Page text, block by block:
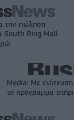
την πώληση
South Ring Mall
Media: Με ενίσχυση
το πρόγραμμα